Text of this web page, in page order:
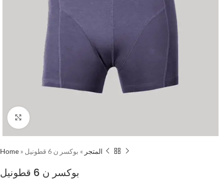
Click to enlarge
Home » المتجر » بوكسر ن 6 قطونيل
بوكسر ن 6 قطونيل